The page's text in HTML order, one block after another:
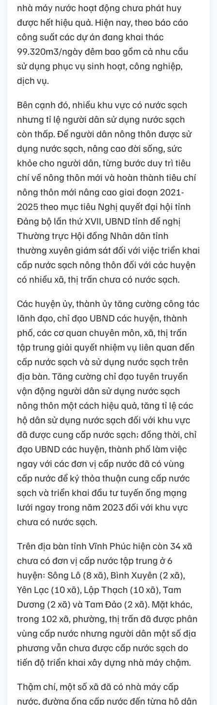
nhà máy nước hoạt động chưa phát huy
được hết hiệu quả. Hiện nay, theo báo cáo
công suất các dự án đang khai thác
99.320m3/ngày đêm bao gồm cả nhu cầu
sử dụng phục vụ sinh hoạt, công nghiệp,
dịch vụ.
Bên cạnh đó, nhiều khu vực có nước sạch
nhưng tỉ lệ người dân sử dụng nước sạch
còn thấp. Để người dân nông thôn được sử
dụng nước sạch, nâng cao đời sống, sức
khỏe cho người dân, từng bước duy trì tiêu
chí về nông thôn mới và hoàn thành tiêu chí
nông thôn mới nâng cao giai đoạn 2021-
2025 theo mục tiêu Nghị quyết đại hội tỉnh
Đảng bộ lần thứ XVII, UBND tỉnh đề nghị
Thường trực Hội đồng Nhân dân tỉnh
thường xuyên giám sát đối với việc triển khai
cấp nước sạch nông thôn đối với các huyện
có nhiều xã, thị trấn chưa có nước sạch.
Các huyện ủy, thành ủy tăng cường công tác
lãnh đạo, chỉ đạo UBND các huyện, thành
phố, các cơ quan chuyên môn, xã, thị trấn
tập trung giải quyết nhiệm vụ liên quan đến
cấp nước sạch và sử dụng nước sạch trên
địa bàn. Tăng cường chỉ đạo tuyên truyền
vận động người dân sử dụng nước sạch
nông thôn một cách hiệu quả, tăng tỉ lệ các
hộ dân sử dụng nước sạch đối với khu vực
đã được cung cấp nước sạch; đồng thời, chỉ
đạo UBND các huyện, thành phố làm việc
ngay với các đơn vị cấp nước đã có vùng
cấp nước để ký thỏa thuận cung cấp nước
sạch và triển khai đầu tư tuyến ống mạng
lưới ngay trong năm 2023 đối với khu vực
chưa có nước sạch.
Trên địa bàn tỉnh Vĩnh Phúc hiện còn 34 xã
chưa có đơn vị cấp nước tập trung ở 6
huyện: Sông Lô (8 xã), Bình Xuyên (2 xã),
Yên Lạc (10 xã), Lập Thạch (10 xã), Tam
Dương (2 xã) và Tam Đảo (2 xã). Mặt khác,
trong 102 xã, phường, thị trấn đã được phân
vùng cấp nước nhưng người dân một số địa
phương vẫn chưa được cấp nước sạch do
tiến độ triển khai xây dựng nhà máy chậm.
Thậm chí, một số xã đã có nhà máy cấp
nước, đường ống cấp nước đến từng hộ dân